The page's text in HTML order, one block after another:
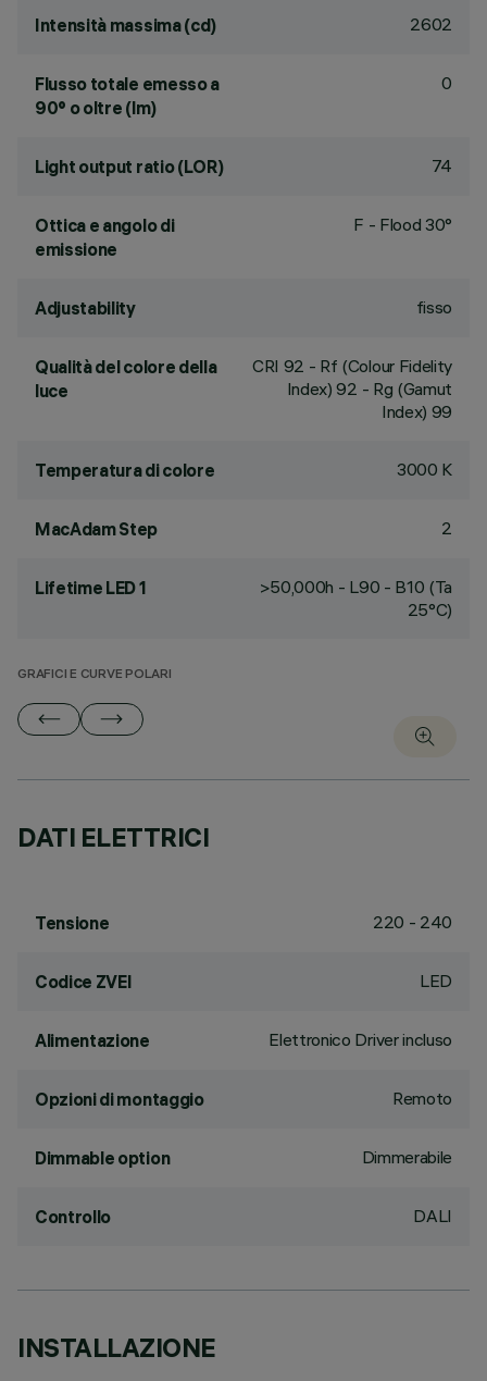
Intensità massima (cd) 2602
Flusso totale emesso a
90° o oltre (lm)
0
Light output ratio (LOR) 74
Ottica e angolo di
emissione
F - Flood 30°
Adjustability fisso
Qualità del colore della
luce
CRI 92 - Rf (Colour Fidelity
Index) 92 - Rg (Gamut
Index) 99
Temperatura di colore 3000 K
MacAdam Step 2
Lifetime LED 1
>50,000h - L90 - B10 (Ta
25°C)
GRAFICI E CURVE POLARI
DATI ELETTRICI
Tensione 220 - 240
Codice ZVEI LED
Alimentazione Elettronico Driver incluso
Opzioni di montaggio Remoto
Dimmable option Dimmerabile
Controllo DALI
INSTALLAZIONE